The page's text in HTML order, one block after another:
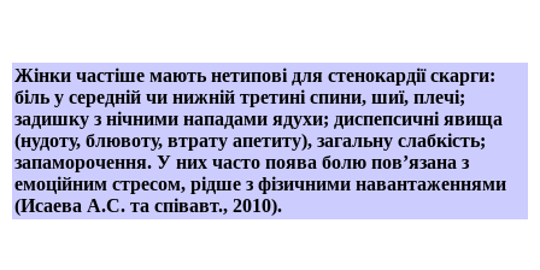
Жінки частіше мають нетипові для стенокардії скарги:
біль у середній чи нижній третині спини, шиї, плечі;
задишку з нічними нападами ядухи; диспепсичні явища
(нудоту, блювоту, втрату апетиту), загальну слабкість;
запаморочення. У них часто поява болю пов’язана з
емоційним стресом, рідше з фізичними навантаженнями
(Исаева А.С. та співавт., 2010).